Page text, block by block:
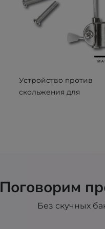
Устройство против
скольжения для
Поговорим
Без скучных